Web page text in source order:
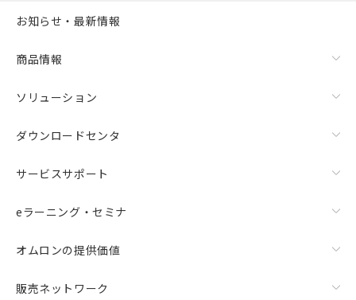
お知らせ・最新情報
商品情報
ソリューション
ダウンロードセンタ
サービスサポート
eラーニング・セミナ
オムロンの提供価値
販売ネットワーク